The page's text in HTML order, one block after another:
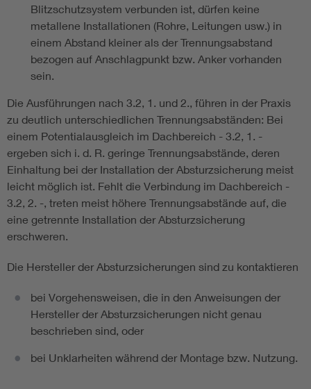
Blitzschutzsystem verbunden ist, dürfen keine
metallene Installationen (Rohre, Leitungen usw.) in
einem Abstand kleiner als der Trennungsabstand
bezogen auf Anschlagpunkt bzw. Anker vorhanden
sein.
Die Ausführungen nach 3.2, 1. und 2., führen in der Praxis
zu deutlich unterschiedlichen Trennungsabständen: Bei
einem Potentialausgleich im Dachbereich - 3.2, 1. -
ergeben sich i. d. R. geringe Trennungsabstände, deren
Einhaltung bei der Installation der Absturzsicherung meist
leicht möglich ist. Fehlt die Verbindung im Dachbereich -
3.2, 2. -, treten meist höhere Trennungsabstände auf, die
eine getrennte Installation der Absturzsicherung
erschweren.
Die Hersteller der Absturzsicherungen sind zu kontaktieren
bei Vorgehensweisen, die in den Anweisungen der
Hersteller der Absturzsicherungen nicht genau
beschrieben sind, oder
bei Unklarheiten während der Montage bzw. Nutzung.